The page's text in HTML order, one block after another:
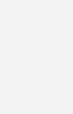
über
ist
finden Sie